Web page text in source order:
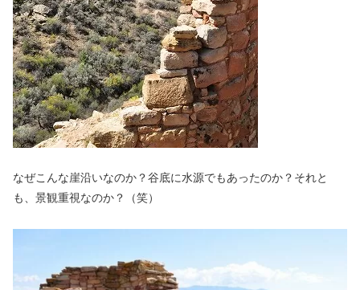
なぜこんな崖沿いなのか？谷底に水源でもあったのか？それと
も、景観重視なのか？（笑）